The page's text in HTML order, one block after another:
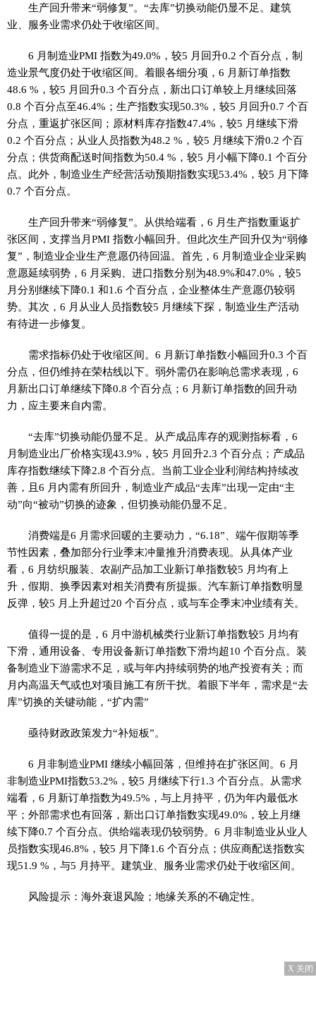
生产回升带来“弱修复”。“去库”切换动能仍显不足。建筑
业、服务业需求仍处于收缩区间。
6 月制造业PMI 指数为49.0%，较5 月回升0.2 个百分点，制
造业景气度仍处于收缩区间。着眼各细分项，6 月新订单指数
48.6 %，较5 月回升0.3 个百分点，新出口订单较上月继续回落
0.8 个百分点至46.4%；生产指数实现50.3%，较5 月回升0.7 个百
分点，重返扩张区间；原材料库存指数47.4%，较5 月继续下滑
0.2 个百分点；从业人员指数为48.2 %，较5 月继续下滑0.2 个百
分点；供货商配送时间指数为50.4 %，较5 月小幅下降0.1 个百分
点。此外，制造业生产经营活动预期指数实现53.4%，较5 月下降
0.7 个百分点。
生产回升带来“弱修复”。从供给端看，6 月生产指数重返扩
张区间，支撑当月PMI 指数小幅回升。但此次生产回升仅为“弱修
复”，制造业企业生产意愿仍待回温。首先，6 月制造业企业采购
意愿延续弱势，6 月采购、进口指数分别为48.9%和47.0%，较5
月分别继续下降0.1 和1.6 个百分点，企业整体生产意愿仍较弱
势。其次，6 月从业人员指数较5 月继续下探，制造业生产活动
有待进一步修复。
需求指标仍处于收缩区间。6 月新订单指数小幅回升0.3 个百
分点，但仍维持在荣枯线以下。弱外需仍在影响总需求表现，6
月新出口订单继续下降0.8 个百分点；6 月新订单指数的回升动
力，应主要来自内需。
“去库”切换动能仍显不足。从产成品库存的观测指标看，6
月制造业出厂价格实现43.9%，较5 月回升2.3 个百分点；产成品
库存指数继续下降2.8 个百分点。当前工业企业利润结构持续改
善，且6 月内需有所回升，制造业产成品“去库”出现一定由“主
动”向“被动”切换的迹象，但切换动能仍显不足。
消费端是6 月需求回暖的主要动力，“6.18”、端午假期等季
节性因素，叠加部分行业季末冲量推升消费表现。从具体产业
看，6 月纺织服装、农副产品加工业新订单指数较5 月均有上
升，假期、换季因素对相关消费有所提振。汽车新订单指数明显
反弹，较5 月上升超过20 个百分点，或与车企季末冲业绩有关。
值得一提的是，6 月中游机械类行业新订单指数较5 月均有
下滑，通用设备、专用设备新订单指数下滑均超10 个百分点。装
备制造业下游需求不足，或与年内持续弱势的地产投资有关；而
月内高温天气或也对项目施工有所干扰。着眼下半年，需求是“去
库”切换的关键动能，“扩内需”
亟待财政政策发力“补短板”。
6 月非制造业PMI 继续小幅回落，但维持在扩张区间。6 月
非制造业PMI指数53.2%，较5 月继续下行1.3 个百分点。从需求
端看，6 月新订单指数为49.5%，与上月持平，仍为年内最低水
平；外部需求也有回落，新出口订单指数实现49.0%，较上月继
续下降0.7 个百分点。供给端表现仍较弱势。6 月非制造业从业人
员指数实现46.8%，较5 月下降1.6 个百分点；供应商配送指数实
现51.9 %，与5 月持平。建筑业、服务业需求仍处于收缩区间。
风险提示：海外衰退风险；地缘关系的不确定性。
X 关闭